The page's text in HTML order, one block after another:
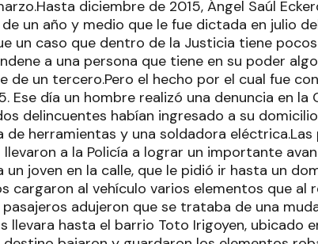
diciembre de 2015, Ángel Saúl
un año y medio que le fue dictada en julio
un caso que dentro de la Justicia tiene
a una persona que tiene en su poder
de un tercero.Pero el hecho por el cual fue
Ese día un hombre realizó una denuncia en la
delincuentes habían ingresado a su
de herramientas y una soldadora
a la Policía a lograr un importante
un joven en la calle, que le pidió ir hasta un
cargaron al vehículo varios elementos que al
adujeron que se trataba de una
llevara hasta el barrio Toto Irigoyen, ubicado